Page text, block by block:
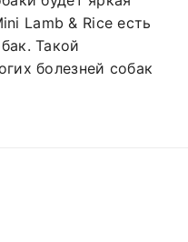
Lamb & Rice есть
Такой
болезней собак